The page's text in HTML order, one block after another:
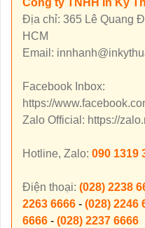
Công ty TNHH In Kỹ
Địa chỉ: 365 Lê Quang
HCM
Email:
Facebook Inbox:
https://
Zalo Official: https://
Hotline, Zalo: 090 1319
Điện thoại: (028) 2238
2263 6666 - (028) 2246
6666 - (028) 2237 6666